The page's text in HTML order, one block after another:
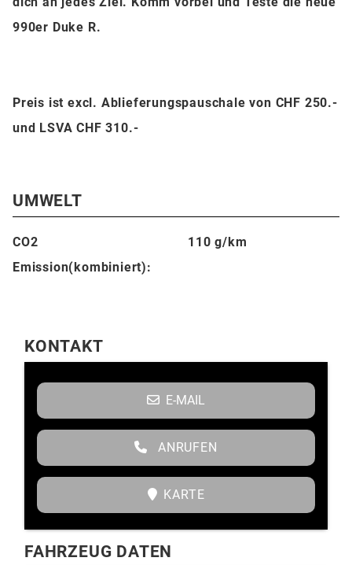
990er Duke R.
Preis ist excl. Ablieferungspauschale von CHF 250.-
und LSVA CHF 310.-
UMWELT
CO2
Emission(kombiniert):
110 g/km
KONTAKT
E-MAIL
ANRUFEN
KARTE
FAHRZEUG DATEN